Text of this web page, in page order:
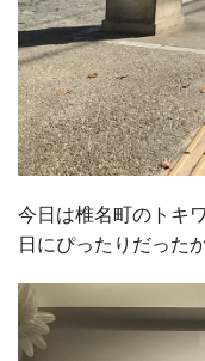
今日は椎名町のトキ
日にぴったりだったか